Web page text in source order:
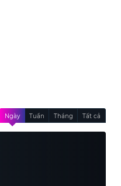
Ngày Tuần Tháng Tất cả